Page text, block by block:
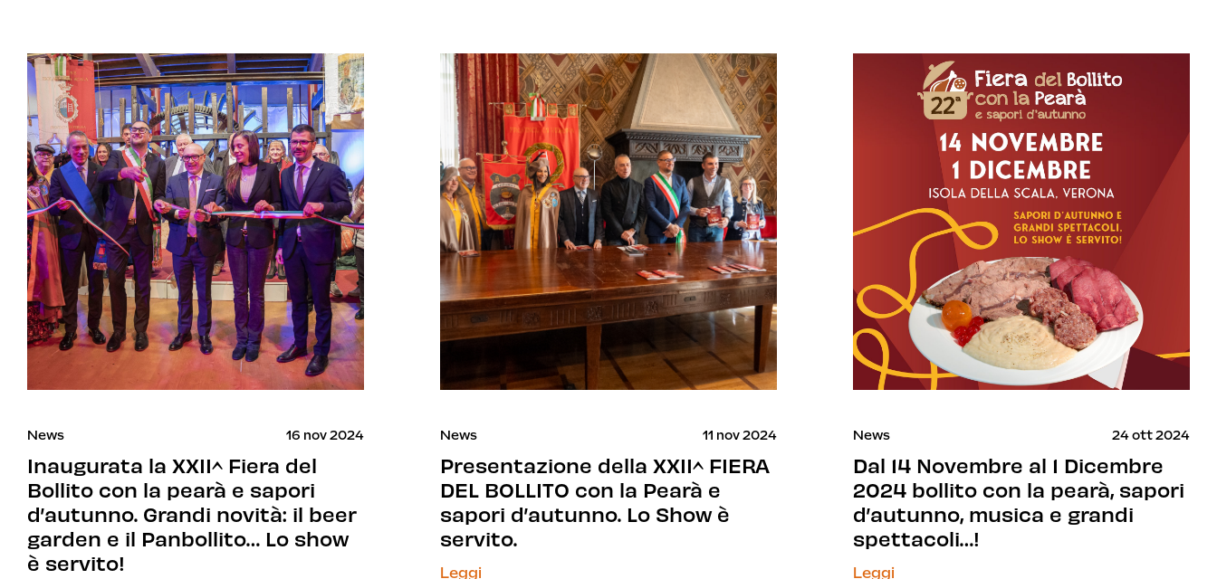
News 16 nov 2024
Inaugurata la XXII^ Fiera del
Bollito con la pearà e sapori
d’autunno. Grandi novità: il beer
garden e il Panbollito… Lo show
è servito!
News 11 nov 2024
Presentazione della XXII^ FIERA
DEL BOLLITO con la Pearà e
sapori d’autunno. Lo Show è
servito.
Leggi
News 24 ott 2024
Dal 14 Novembre al 1 Dicembre
2024 bollito con la pearà, sapori
d’autunno, musica e grandi
spettacoli…!
Leggi